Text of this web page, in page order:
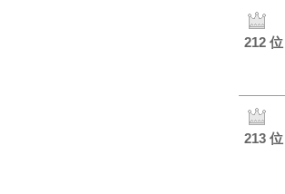
212 位
213 位